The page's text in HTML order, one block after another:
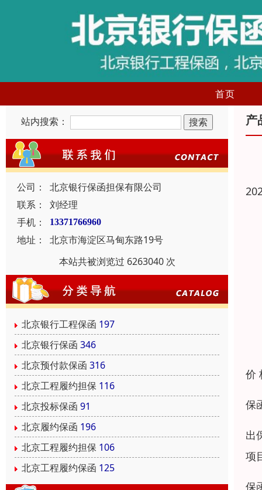
首页
站内搜索：
公司：
北京银行保函担保有限公司
联系：
刘经理
手机：
13371766960
地址：
北京市海淀区马甸东路19号
本站共被浏览过 6263040 次
北京银行工程保函 197
北京银行保函 346
北京预付款保函 316
北京工程履约担保 116
北京投标保函 91
北京履约保函 196
北京工程履约担保 106
北京工程履约保函 125
产
价
保
出
项
保